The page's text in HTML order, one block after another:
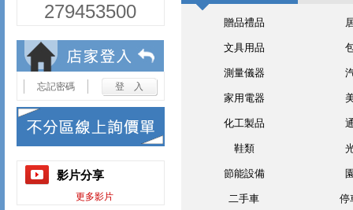
279453500
忘記密碼
影片分享
更多影片
贈品禮品
文具用品
測量儀器
家用電器
化工製品
鞋類
節能設備
二手車 停